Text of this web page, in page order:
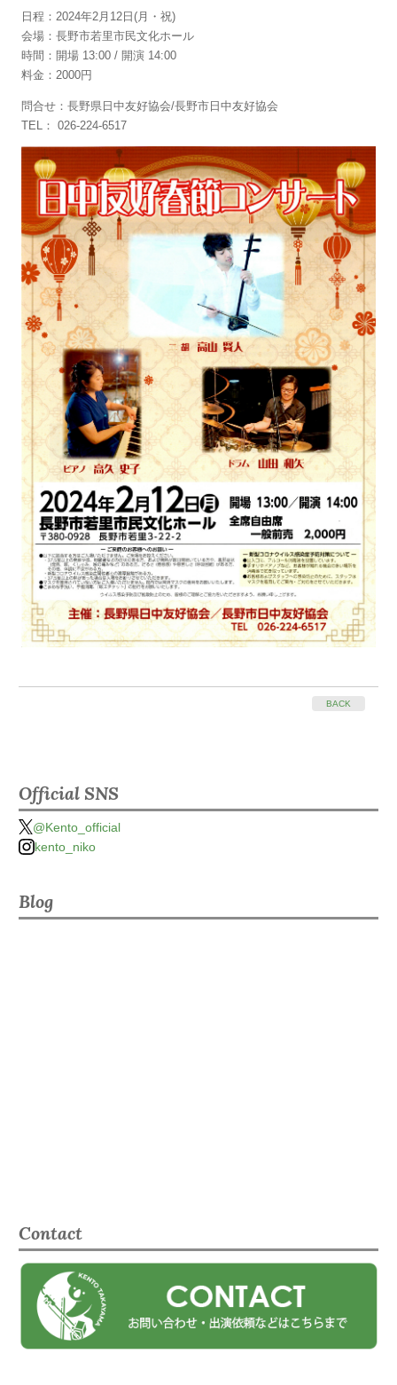
日程：2024年2月12日(月・祝)
会場：長野市若里市民文化ホール
時間：開場 13:00 / 開演 14:00
料金：2000円
問合せ：長野県日中友好協会/長野市日中友好協会
TEL： 026-224-6517
BACK
Official SNS
@Kento_official
kento_niko
Blog
Contact